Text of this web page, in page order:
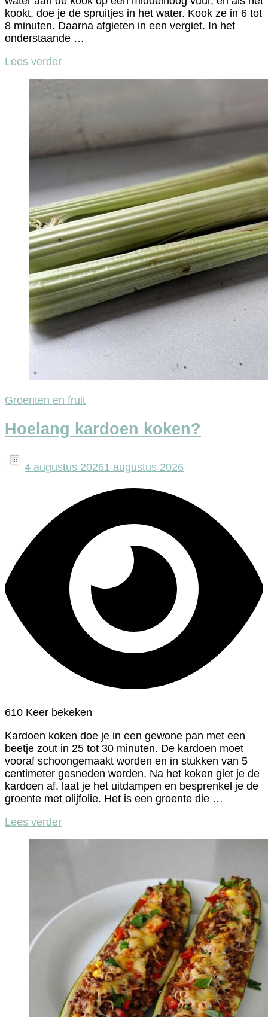
kookt, doe je de spruitjes in het water. Kook ze in 6 tot
8 minuten. Daarna afgieten in een vergiet. In het
onderstaande …
Lees verder
Groenten en fruit
Hoelang kardoen koken?
4 augustus 20261 augustus 2026
610 Keer bekeken
Kardoen koken doe je in een gewone pan met een
beetje zout in 25 tot 30 minuten. De kardoen moet
vooraf schoongemaakt worden en in stukken van 5
centimeter gesneden worden. Na het koken giet je de
kardoen af, laat je het uitdampen en besprenkel je de
groente met olijfolie. Het is een groente die …
Lees verder